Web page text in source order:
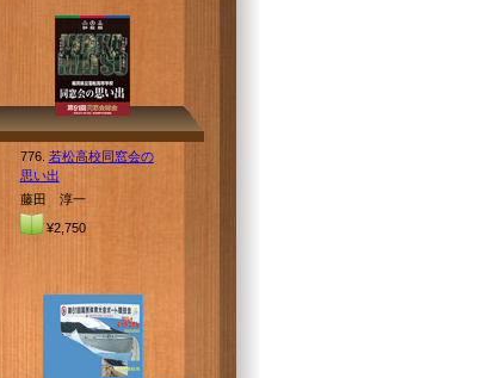
776. 若松高校同窓会の
思い出
藤田 淳一
¥2,750